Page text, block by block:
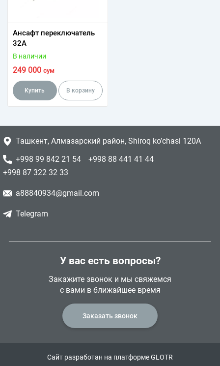
Ансафт переключатель
32А
В наличии
249 000 сум
Купить В корзину
Ташкент, Алмазарский район, Shiroq ko’chasi 120A
+998 99 842 21 54
+998 88 441 41 44
+998 87 322 32 33
a88840934@gmail.com
Telegram
У вас есть вопросы?
Закажите звонок и мы свяжемся
с вами в ближайшее время
Заказать звонок
Сайт разработан на платформе GLOTR